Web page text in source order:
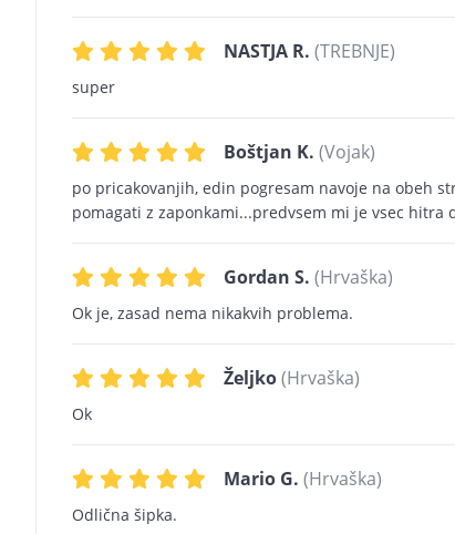
NASTJA R. (TREBNJE)
super
Boštjan K. (Vojak)
po pricakovanjih, edin pogresam navoje na obeh
pomagati z zaponkami...predvsem mi je vsec hitra
Gordan S. (Hrvaška)
Ok je, zasad nema nikakvih problema.
Željko(Hrvaška)
Ok
Mario G. (Hrvaška)
Odlična šipka.